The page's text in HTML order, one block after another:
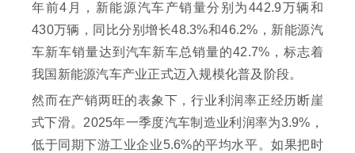
年前4月，新能源汽车产销量分别为442.9万辆和
430万辆，同比分别增长48.3%和46.2%，新能源汽
车新车销量达到汽车新车总销量的42.7%，标志着
我国新能源汽车产业正式迈入规模化普及阶段。
然而在产销两旺的表象下，行业利润率正经历断崖
式下滑。2025年一季度汽车制造业利润率为3.9%，
低于同期下游工业企业5.6%的平均水平。如果把时